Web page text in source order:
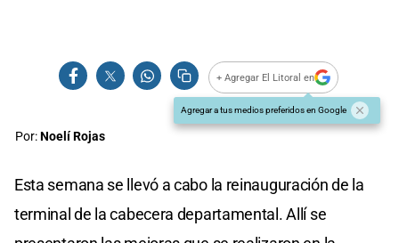
+ Agregar El Litoral en
Agregar a tus medios preferidos en Google
Por:Noelí Rojas
Esta semana se llevó a cabo la reinauguración de la
terminal de la cabecera departamental. Allí se